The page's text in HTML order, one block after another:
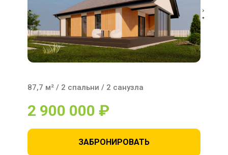
ЗАБРОНИРОВАТЬ
2 900 000 ₽
87,7 м² / 2 спальни / 2 санузла